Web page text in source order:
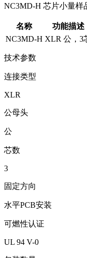
NC3MD-H 芯片小量样
名称 功能描述
NC3MD-H XLR 公，3
技术参数
连接类型
XLR
公母头
公
芯数
3
固定方向
水平PCB安装
可燃性认证
UL 94 V-0